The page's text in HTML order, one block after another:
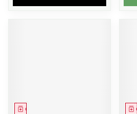
Geneesmiddel